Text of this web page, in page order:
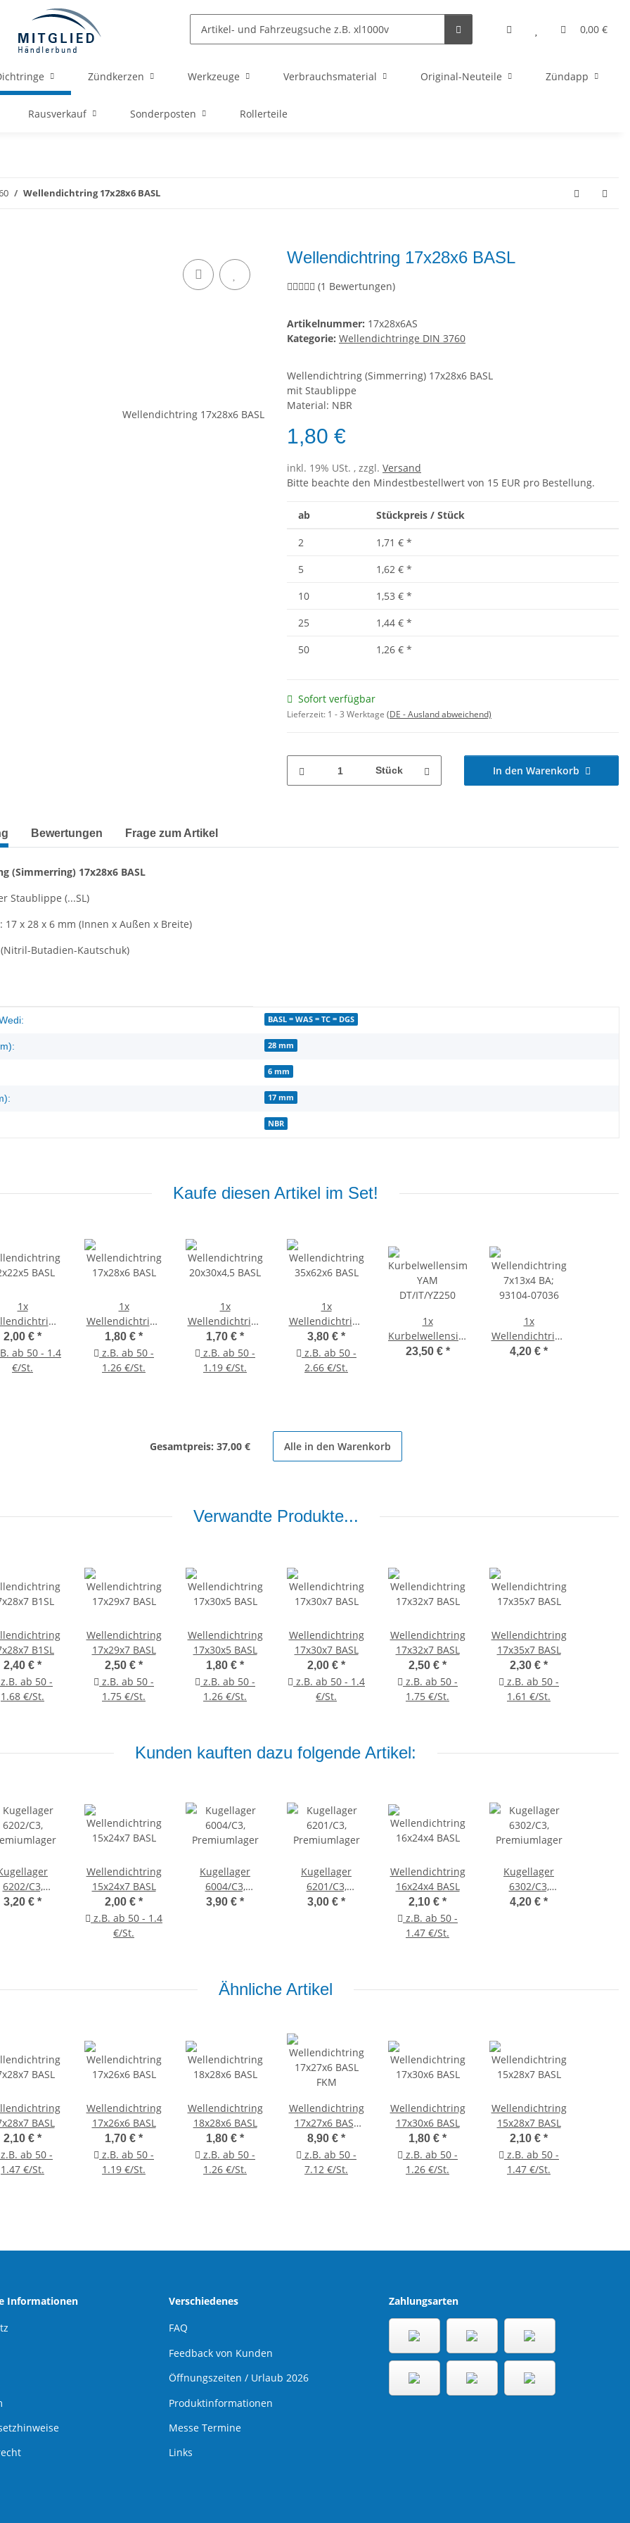
0,00 €
Zündkerzen Werkzeuge Verbrauchsmaterial Original-Neuteile Zündapp
Rausverkauf Sonderposten Rollerteile
Wellendichtring 17x28x6 BASL
Wellendichtring 17x28x6 BASL
(1 Bewertungen)
Artikelnummer: 17x28x6AS
Kategorie: Wellendichtringe DIN 3760
Wellendichtring (Simmerring) 17x28x6 BASL
mit Staublippe
Material: NBR
1,80 €
inkl. 19% USt. , zzgl. Versand
Bitte beachte den Mindestbestellwert von 15 EUR pro Bestellung.
ab Stückpreis / Stück
2 1,71 € *
5
1,62 € *
10
1,53 € *
25
1,44 € *
50
1,26 € *
Sofort verfügbar
Lieferzeit: 1 - 3 Werktage (DE - Ausland abweichend)
Stück In den Warenkorb
anzeigen
Bewertungen Frage zum Artikel
(Simmerring) 17x28x6 BASL
Staublippe (...SL)
17 x 28 x 6 mm (Innen x Außen x Breite)
Butadien-Kautschuk)
BASL = WAS = TC = DGS
28 mm
6 mm
17 mm
NBR
Kaufe diesen Artikel im Set!
1x
BASL
2,00 € *
ab 50 - 1.4
€/St.
1x
Wellendichtring
17x28x6 BASL
1,80 € *
z.B. ab 50 -
1.26 €/St.
1x
Wellendichtring
20x30x4,5 BASL
1,70 € *
z.B. ab 50 -
1.19 €/St.
1x
Wellendichtring
35x62x6 BASL
3,80 € *
z.B. ab 50 -
2.66 €/St.
1x
Kurbelwellensimmerringsatz
YAM
23,50 € *
1x
Wellendichtring
7x13x4 BA;
4,20 € *
Gesamtpreis: 37,00 € Alle in den Warenkorb
Verwandte Produkte...
B1SL
2,40 € *
z.B. ab 50 -
1.68 €/St.
Wellendichtring
17x29x7 BASL
2,50 € *
z.B. ab 50 -
1.75 €/St.
Wellendichtring
17x30x5 BASL
1,80 € *
z.B. ab 50 -
1.26 €/St.
Wellendichtring
17x30x7 BASL
2,00 € *
z.B. ab 50 - 1.4
€/St.
Wellendichtring
17x32x7 BASL
2,50 € *
z.B. ab 50 -
1.75 €/St.
Wellendichtring
17x35x7 BASL
2,30 € *
z.B. ab 50 -
1.61 €/St.
Kunden kauften dazu folgende Artikel:
6202/C3,
3,20 € *
Wellendichtring
15x24x7 BASL
2,00 € *
z.B. ab 50 - 1.4
€/St.
Kugellager
6004/C3,
Premiumlager
3,90 € *
Kugellager
6201/C3,
Premiumlager
3,00 € *
Wellendichtring
16x24x4 BASL
2,10 € *
z.B. ab 50 -
1.47 €/St.
Kugellager
6302/C3,
Premiumlager
4,20 € *
Ähnliche Artikel
BASL
2,10 € *
z.B. ab 50 -
1.47 €/St.
Wellendichtring
17x26x6 BASL
1,70 € *
z.B. ab 50 -
1.19 €/St.
Wellendichtring
18x28x6 BASL
1,80 € *
z.B. ab 50 -
1.26 €/St.
Wellendichtring
17x27x6 BASL
FKM
8,90 € *
z.B. ab 50 -
7.12 €/St.
Wellendichtring
17x30x6 BASL
1,80 € *
z.B. ab 50 -
1.26 €/St.
Wellendichtring
15x28x7 BASL
2,10 € *
z.B. ab 50 -
1.47 €/St.
Informationen Verschiedenes
FAQ
Feedback von Kunden
Öffnungszeiten / Urlaub 2026
Produktinformationen
Messe Termine
Links
Zahlungsarten